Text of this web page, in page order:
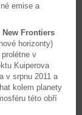
emise a
New Frontiers
horizonty)
v
Kuiperova
v srpnu 2011 a
kolem planety
této obří